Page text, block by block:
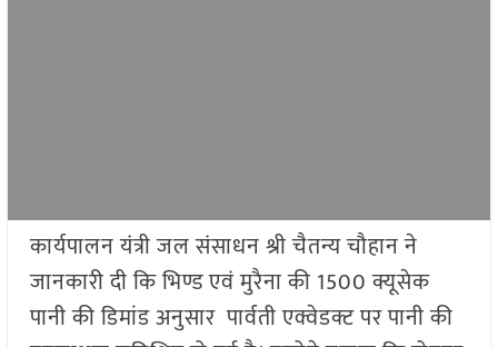
कार्यपालन यंत्री जल संसाधन श्री चैतन्य चौहान ने
जानकारी दी कि भिण्ड एवं मुरैना की 1500 क्यूसेक
पानी की डिमांड अनुसार पार्वती एक्वेडक्ट पर पानी की